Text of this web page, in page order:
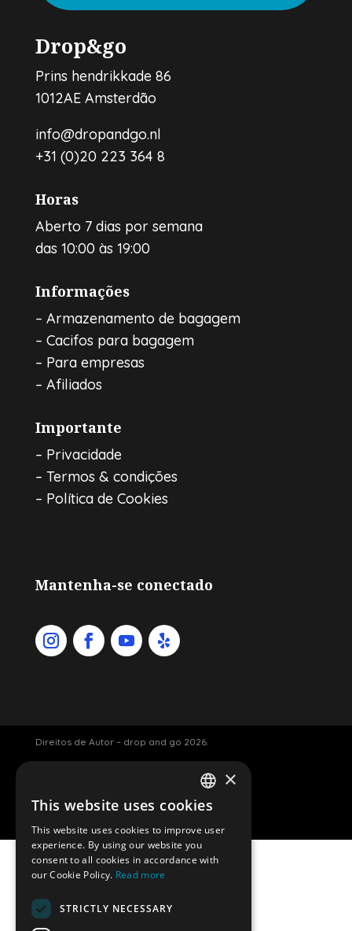
Drop&go
Prins hendrikkade 86
1012AE Amsterdão
info@dropandgo.nl
+31 (0)20 223 364 8
Horas
Aberto 7 dias por semana
das 10:00 às 19:00
Informações
– Armazenamento de bagagem
– Cacifos para bagagem
– Para empresas
– Afiliados
Importante
– Privacidade
– Termos & condições
– Política de Cookies
Mantenha-se conectado
Direitos de Autor – drop and go 2026.
Luggage storage Amsterdam
Permanently closed
ENGLISH
×
This website uses cookies
This website uses cookies to improve user
experience. By using our website you
consent to all cookies in accordance with
our Cookie Policy. Read more
STRICTLY NECESSARY